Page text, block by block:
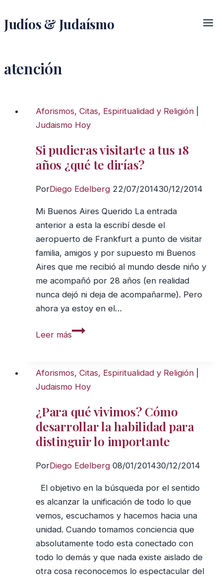
al
Judíos & Judaísmo
atención
Aforismos, Citas, Espiritualidad y Religión
Judaismo Hoy
Si pudieras visitarte a tus 18
años ¿qué te dirías?
PorDiego Edelberg 22/07/201430/12/2014
Mi Buenos Aires Querido La entrada
anterior a esta la escribí desde el
aeropuerto de Frankfurt a punto de visitar
familia, amigos y por supuesto mi Buenos
Aires que me recibió al mundo desde niño y
me acompañó por 28 años (en realidad
nunca dejó ni deja de acompañarme). Pero
ahora ya estoy en el…
Leer másSi
a
tus
años
¿qué
te
Aforismos, Citas, Espiritualidad y Religión
Judaismo Hoy
¿Para qué vivimos? Cómo
desarrollar la habilidad para
distinguir lo importante
PorDiego Edelberg 08/01/201430/12/2014
El objetivo en la búsqueda por el sentido
es alcanzar la unificación de todo lo que
vemos, escuchamos y hacemos hacia una
unidad. Cuando tomamos conciencia que
absolutamente todo esta conectado con
todo lo demás y que nada existe aislado de
otra cosa reconocemos lo espectacular del